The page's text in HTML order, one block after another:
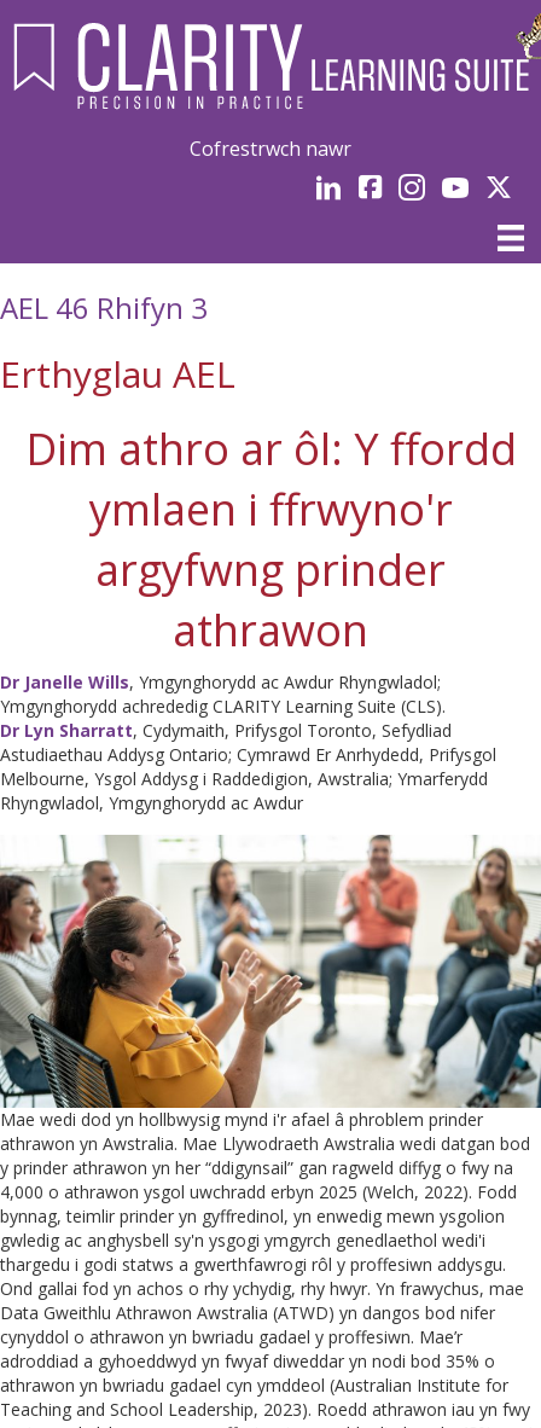
Cofrestrwch nawr
LinkedInfacebookInstagramYouTube
AEL 46 Rhifyn 3
Erthyglau AEL
Dim athro ar ôl: Y ffordd
ymlaen i ffrwyno'r
argyfwng prinder
athrawon
Dr Janelle Wills, Ymgynghorydd ac Awdur Rhyngwladol;
Ymgynghorydd achrededig CLARITY Learning Suite (CLS).
Dr Lyn Sharratt, Cydymaith, Prifysgol Toronto, Sefydliad
Astudiaethau Addysg Ontario; Cymrawd Er Anrhydedd, Prifysgol
Melbourne, Ysgol Addysg i Raddedigion, Awstralia; Ymarferydd
Rhyngwladol, Ymgynghorydd ac Awdur
Mae wedi dod yn hollbwysig mynd i'r afael â phroblem prinder
athrawon yn Awstralia. Mae Llywodraeth Awstralia wedi datgan bod
y prinder athrawon yn her “ddigynsail” gan ragweld diffyg o fwy na
4,000 o athrawon ysgol uwchradd erbyn 2025 (Welch, 2022). Fodd
bynnag, teimlir prinder yn gyffredinol, yn enwedig mewn ysgolion
gwledig ac anghysbell sy'n ysgogi ymgyrch genedlaethol wedi'i
thargedu i godi statws a gwerthfawrogi rôl y proffesiwn addysgu.
Ond gallai fod yn achos o rhy ychydig, rhy hwyr. Yn frawychus, mae
Data Gweithlu Athrawon Awstralia (ATWD) yn dangos bod nifer
cynyddol o athrawon yn bwriadu gadael y proffesiwn. Mae’r
adroddiad a gyhoeddwyd yn fwyaf diweddar yn nodi bod 35% o
athrawon yn bwriadu gadael cyn ymddeol (Australian Institute for
Teaching and School Leadership, 2023). Roedd athrawon iau yn fwy